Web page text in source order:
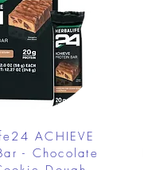
ACHIEVE
- Chocolate